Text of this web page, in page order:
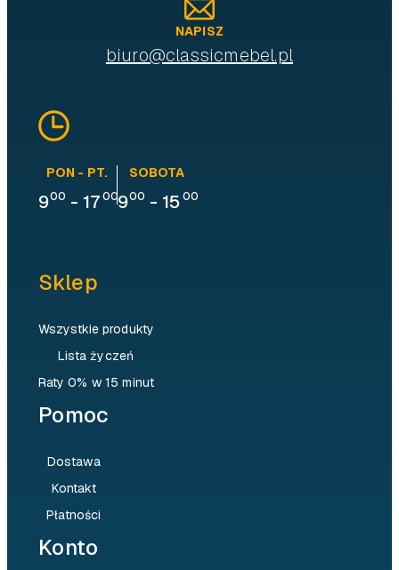
NAPISZ
biuro@classicmebel.pl
PON - PT.
900 - 17 00
SOBOTA
900 - 15 00
Sklep
Wszystkie produkty
Lista życzeń
Raty 0% w 15 minut
Pomoc
Dostawa
Kontakt
Płatności
Konto